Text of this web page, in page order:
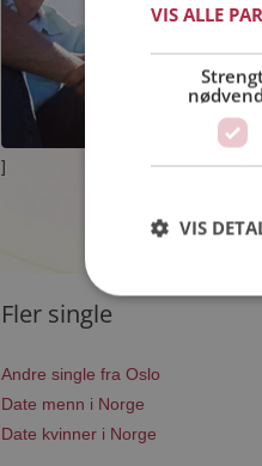
]
Fler single
Andre single fra Oslo
Date menn i Norge
Date kvinner i Norge
VIS ALLE
VIS